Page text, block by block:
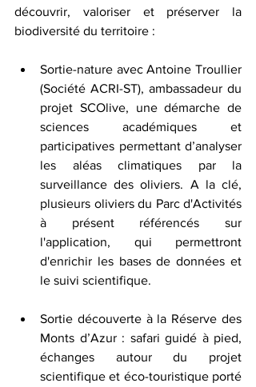
découvrir, valoriser et préserver la
biodiversité du territoire :
Sortie-nature avec Antoine Troullier
(Société ACRI-ST), ambassadeur du
projet SCOlive, une démarche de
sciences académiques et
participatives permettant d’analyser
les aléas climatiques par la
surveillance des oliviers. A la clé,
plusieurs oliviers du Parc d'Activités
à présent référencés sur
l'application, qui permettront
d'enrichir les bases de données et
le suivi scientifique.
Sortie découverte à la Réserve des
Monts d’Azur : safari guidé à pied,
échanges autour du projet
scientifique et éco-touristique porté